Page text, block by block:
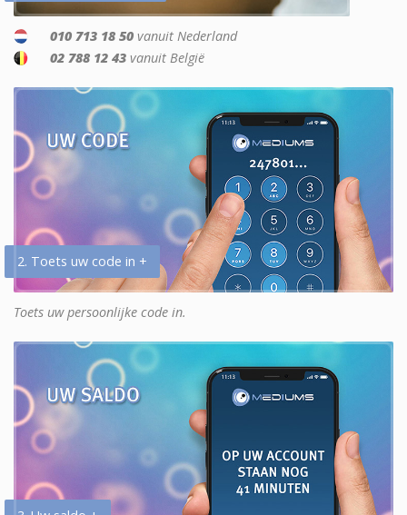
010 713 18 50 vanuit Nederland
02 788 12 43 vanuit België
2. Toets uw code in +
Toets uw persoonlijke code in.